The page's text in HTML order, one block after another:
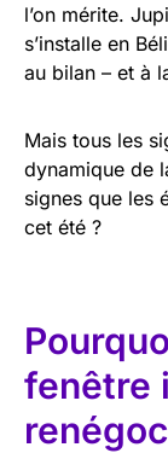
l’on mérite.
s’installe en
au bilan – et à
Mais tous les
dynamique de
signes que les
cet été ?
fenêtre